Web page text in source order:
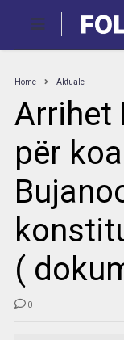
Home Aktuale
Arrihet
për
(
0